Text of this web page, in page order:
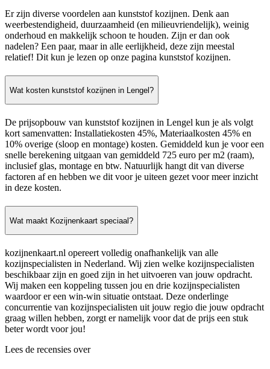
Er zijn diverse voordelen aan kunststof kozijnen. Denk aan
weerbestendigheid, duurzaamheid (en milieuvriendelijk), weinig
onderhoud en makkelijk schoon te houden. Zijn er dan ook
nadelen? Een paar, maar in alle eerlijkheid, deze zijn meestal
relatief! Dit kun je lezen op onze pagina kunststof kozijnen.
Wat kosten kunststof kozijnen in Lengel?
De prijsopbouw van kunststof kozijnen in Lengel kun je als volgt
kort samenvatten: Installatiekosten 45%, Materiaalkosten 45% en
10% overige (sloop en montage) kosten. Gemiddeld kun je voor een
snelle berekening uitgaan van gemiddeld 725 euro per m2 (raam),
inclusief glas, montage en btw. Natuurlijk hangt dit van diverse
factoren af en hebben we dit voor je uiteen gezet voor meer inzicht
in deze kosten.
Wat maakt Kozijnenkaart speciaal?
kozijnenkaart.nl opereert volledig onafhankelijk van alle
kozijnspecialisten in Nederland. Wij zien welke kozijnspecialisten
beschikbaar zijn en goed zijn in het uitvoeren van jouw opdracht.
Wij maken een koppeling tussen jou en drie kozijnspecialisten
waardoor er een win-win situatie ontstaat. Deze onderlinge
concurrentie van kozijnspecialisten uit jouw regio die jouw opdracht
graag willen hebben, zorgt er namelijk voor dat de prijs een stuk
beter wordt voor jou!
Lees de recensies over